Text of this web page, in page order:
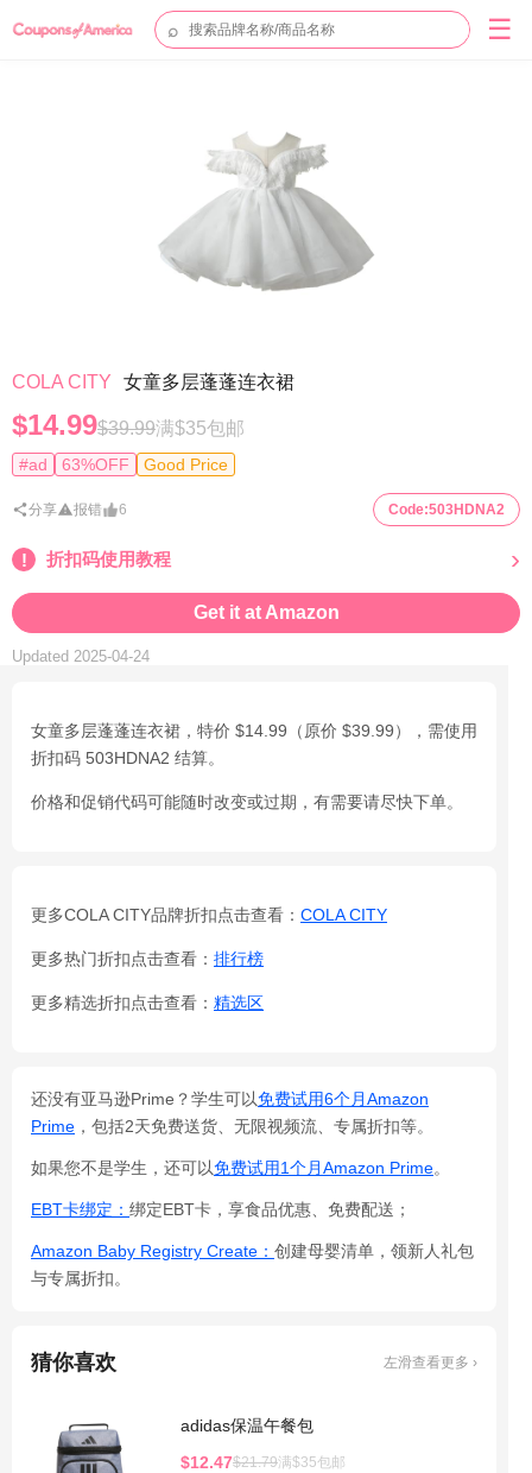
⌕ ☰
COLA CITY 女童多层蓬蓬连衣裙
$14.99$39.99满$35包邮
#ad 63%OFF Good Price
分享 报错 6 Code:503HDNA2
折扣码使用教程
Get it at Amazon
Updated 2025-04-24
女童多层蓬蓬连衣裙，特价 $14.99（原价 $39.99），需使用
折扣码 503HDNA2 结算。
价格和促销代码可能随时改变或过期，有需要请尽快下单。
更多COLA CITY品牌折扣点击查看： COLA CITY
更多热门折扣点击查看： 排行榜
更多精选折扣点击查看： 精选区
还没有亚马逊Prime？学生可以免费试用6个月Amazon
Prime ，包括2天免费送货、无限视频流、专属折扣等。
如果您不是学生，还可以免费试用1个月Amazon Prime。
EBT卡绑定： 绑定EBT卡，享食品优惠、免费配送；
Amazon Baby Registry Create： 创建母婴清单，领新人礼包
与专属折扣。
猜你喜欢 左滑查看更多 ›
adidas保温午餐包
$12.47$21.79满$35包邮